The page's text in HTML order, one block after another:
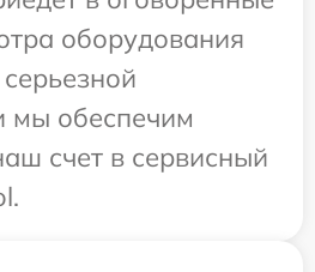
оборудования
мы обеспечим
счет в сервисный